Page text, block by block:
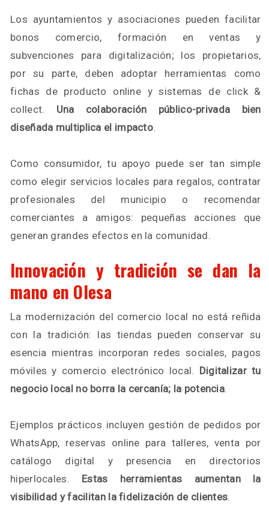
Los ayuntamientos y asociaciones pueden facilitar
bonos comercio, formación en ventas y
subvenciones para digitalización; los propietarios,
por su parte, deben adoptar herramientas como
fichas de producto online y sistemas de click &
collect. Una colaboración público-privada bien
diseñada multiplica el impacto.
Como consumidor, tu apoyo puede ser tan simple
como elegir servicios locales para regalos, contratar
profesionales del municipio o recomendar
comerciantes a amigos: pequeñas acciones que
generan grandes efectos en la comunidad.
Innovación y tradición se dan la
mano en Olesa
La modernización del comercio local no está reñida
con la tradición: las tiendas pueden conservar su
esencia mientras incorporan redes sociales, pagos
móviles y comercio electrónico local.
Digitalizar tu
negocio local no borra la cercanía; la potencia.
Ejemplos prácticos incluyen gestión de pedidos por
WhatsApp, reservas online para talleres, venta por
catálogo digital y presencia en directorios
hiperlocales. Estas herramientas aumentan la
visibilidad y facilitan la fidelización de clientes.